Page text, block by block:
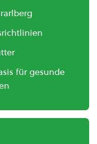
für gesunde